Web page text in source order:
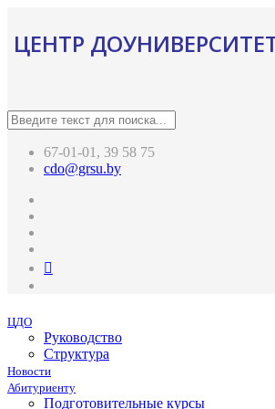
ЦЕНТР
67-01-01, 39 58 75
cdo@grsu.by
ЦДО
Руководство
Структура
Новости
Абитуриенту
Подготовительные курсы